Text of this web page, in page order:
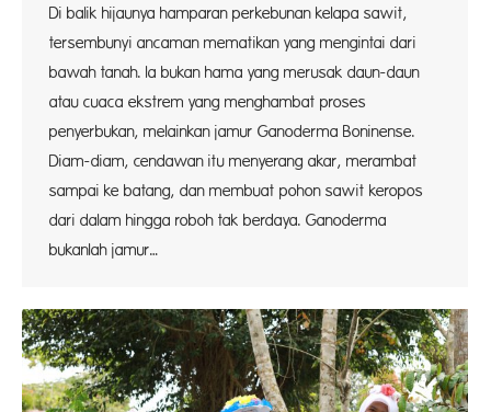
Di balik hijaunya hamparan perkebunan kelapa sawit,
tersembunyi ancaman mematikan yang mengintai dari
bawah tanah. Ia bukan hama yang merusak daun-daun
atau cuaca ekstrem yang menghambat proses
penyerbukan, melainkan jamur Ganoderma Boninense.
Diam-diam, cendawan itu menyerang akar, merambat
sampai ke batang, dan membuat pohon sawit keropos
dari dalam hingga roboh tak berdaya. Ganoderma
bukanlah jamur…